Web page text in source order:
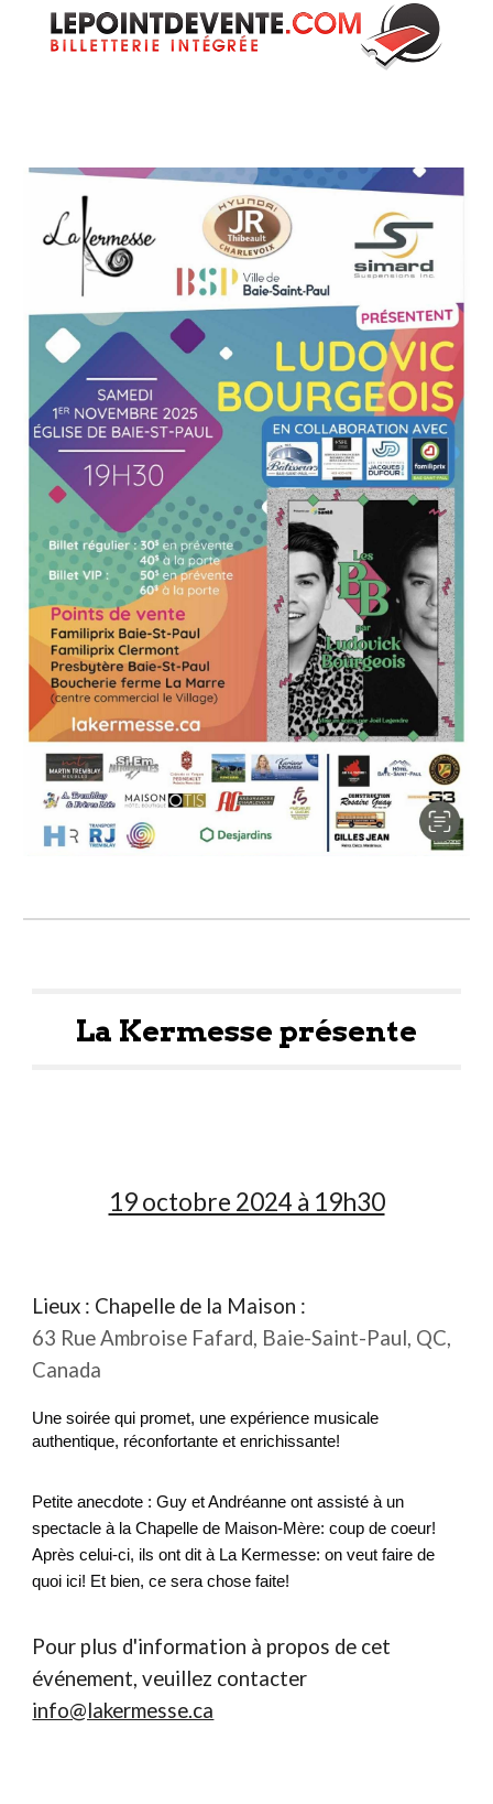
La Kermesse présente
19 octobre 2024 à 19h30
Lieux : Chapelle de la Maison :
63 Rue Ambroise Fafard, Baie-Saint-Paul, QC,
Canada
Une soirée qui promet, une expérience musicale
authentique, réconfortante et enrichissante!
Petite anecdote : Guy et Andréanne ont assisté à un
spectacle à la Chapelle de Maison-Mère: coup de coeur!
Après celui-ci, ils ont dit à La Kermesse: on veut faire de
quoi ici! Et bien, ce sera chose faite!
Pour plus d'information à propos de cet
événement, veuillez contacter
info@lakermesse.ca